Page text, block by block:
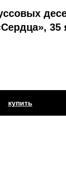
35
купить